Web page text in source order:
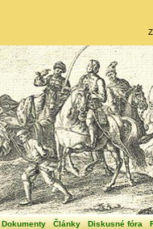
Dokumenty Články Diskusné fóra